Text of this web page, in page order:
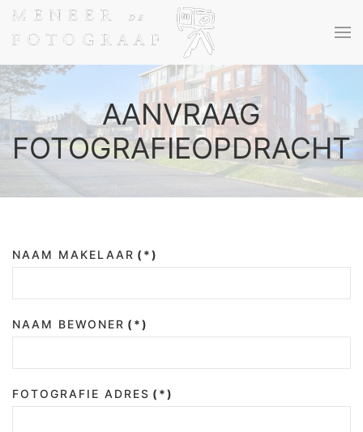
Terug naar hoofdinhoud
AANVRAAG
FOTOGRAFIEOPDRACHT
NAAM MAKELAAR (*)
NAAM BEWONER (*)
FOTOGRAFIE ADRES (*)